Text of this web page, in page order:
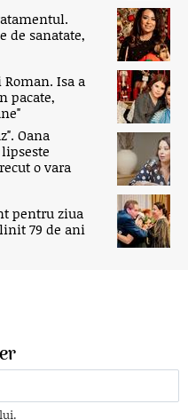
de sanatate,
Isa a
pacate,
Oana
o vara
pentru ziua
79 de ani